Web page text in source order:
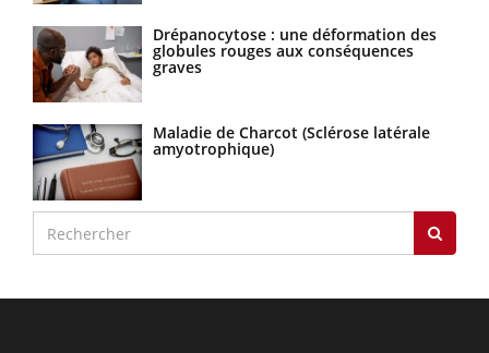
Drépanocytose : une déformation des
globules rouges aux conséquences
graves
Maladie de Charcot (Sclérose latérale
amyotrophique)